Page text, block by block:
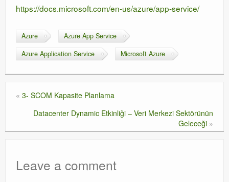
https://docs.microsoft.com/en-us/azure/app-service/
Azure
Azure App Service
Azure Application Service
Microsoft Azure
« 3- SCOM Kapasite Planlama
Datacenter Dynamic Etkinliği – Veri Merkezi Sektörünün
Geleceği »
Leave a comment